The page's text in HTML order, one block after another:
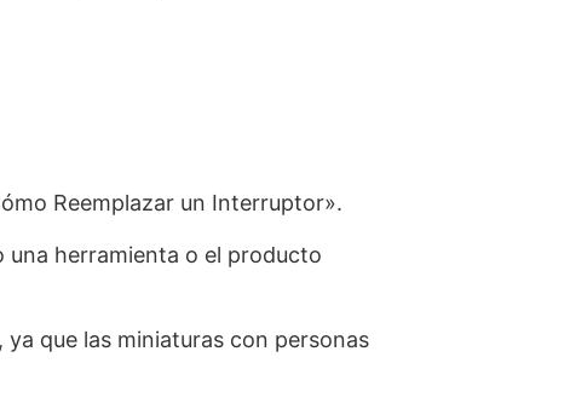
Reemplazar un Interruptor».
una herramienta o el producto
que las miniaturas con personas